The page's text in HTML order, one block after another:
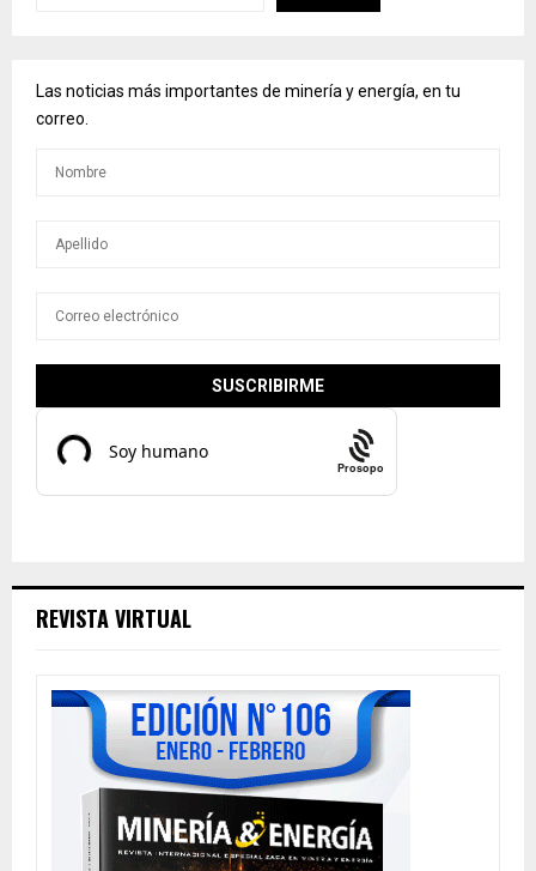
Las noticias más importantes de minería y energía, en tu
correo.
Prosopo
REVISTA VIRTUAL